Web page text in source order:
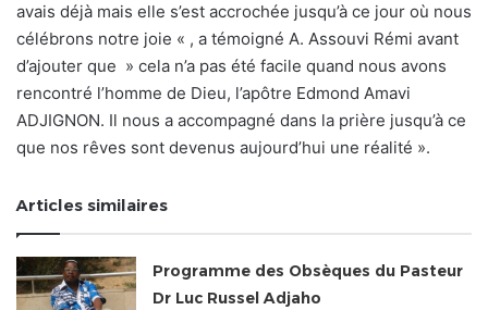
avais déjà mais elle s’est accrochée jusqu’à ce jour où nous
célébrons notre joie « , a témoigné A. Assouvi Rémi avant
d’ajouter que » cela n’a pas été facile quand nous avons
rencontré l’homme de Dieu, l’apôtre Edmond Amavi
ADJIGNON. Il nous a accompagné dans la prière jusqu’à ce
que nos rêves sont devenus aujourd’hui une réalité ».
Articles similaires
Programme des Obsèques du Pasteur
Dr Luc Russel Adjaho